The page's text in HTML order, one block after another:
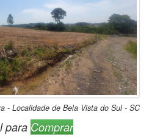
- Localidade de Bela Vista do Sul - SC
para Comprar